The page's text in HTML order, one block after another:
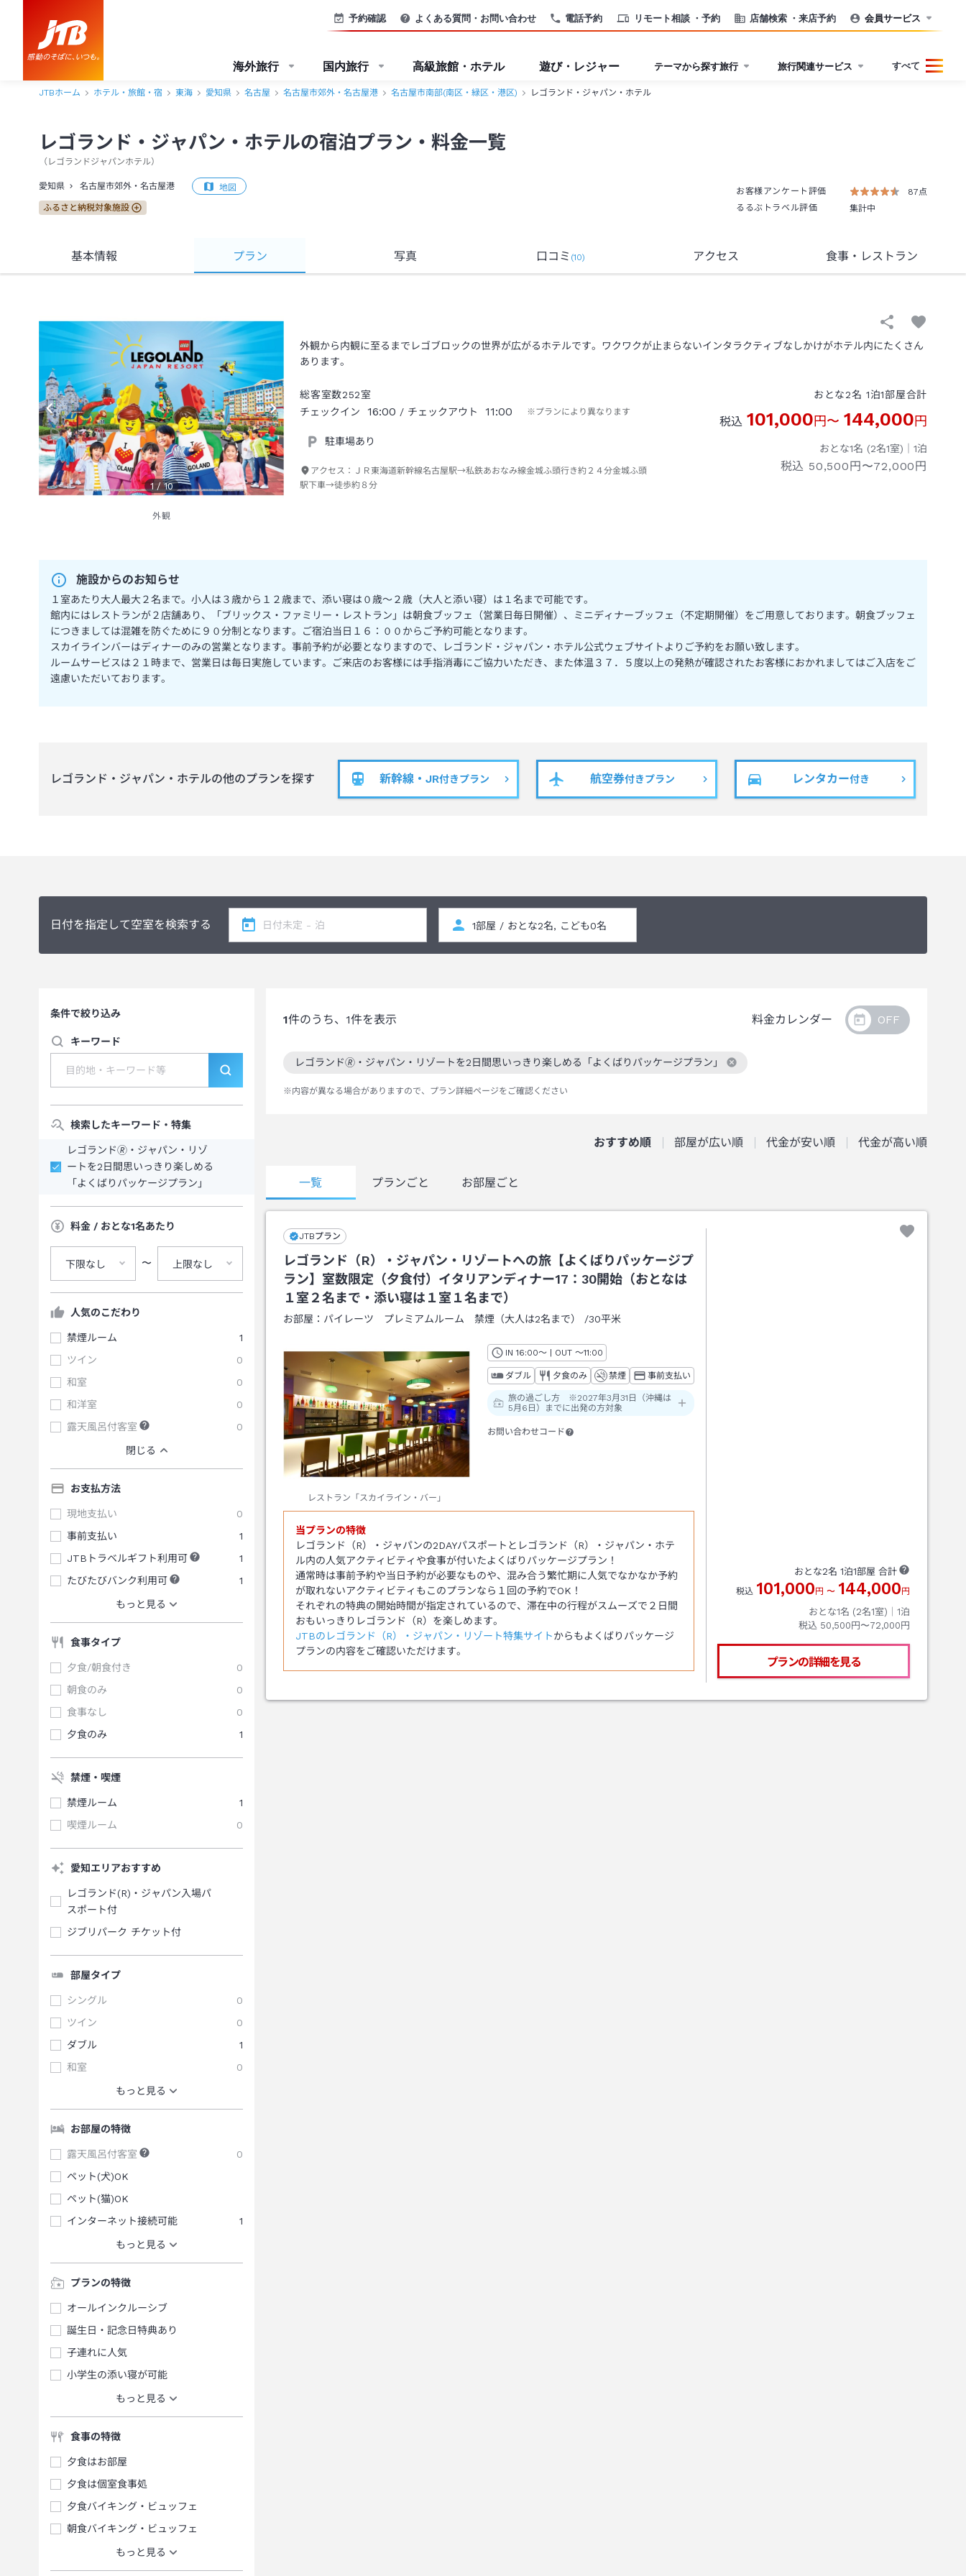
電話予約 リモート相談 ・予約 店舗検索 ・来店予約
予約確認 よくある質問・お問い合わせ 会員サービス
海外旅行 国内旅行 高級旅館・ホテル 遊び・レジャー テーマから探す旅行 旅行関連サービス すべて
JTBホーム ホテル・旅館・宿 東海 愛知県 名古屋 名古屋市郊外・名古屋港 名古屋市南部(南区・緑区・港区) レゴランド・ジャパン・ホテル
レゴランド・ジャパン・ホテルの宿泊プラン・料金一覧
（ レゴランドジャパンホテル）
愛知県 名古屋市郊外・名古屋港 地図
ふるさと納税対象施設
お客様アンケート評価
87点
るるぶトラベル評価
集計中
基本情報 プラン 写真 口コミ (10) アクセス 食事・レストラン
1 /10
外観
外観から内観に至るまでレゴブロックの世界が広がるホテルです。ワクワクが止まらないインタラクティブなしかけがホテル内にたくさん
あります。
総客室数252室
チェックイン
16:00 / チェックアウト 11:00 ※プランにより異なります
駐車場あり
アクセス： ＪＲ東海道新幹線名古屋駅→私鉄あおなみ線金城ふ頭行き約２４分金城ふ頭
駅下車→徒歩約８分
おとな2名 1泊1部屋合計
税込 101,000円〜 144,000円
おとな1名 (2名1室)｜ 1泊
税込 50,500円〜72,000円
施設からのお知らせ
１室あたり大人最大２名まで。小人は３歳から１２歳まで、添い寝は０歳～２歳（大人と添い寝）は１名まで可能です。
館内にはレストランが２店舗あり、「ブリックス・ファミリー・レストラン」は朝食ブッフェ（営業日毎日開催）、ミニディナーブッフェ（不定期開催）をご用意しております。朝食ブッフェ
につきましては混雑を防ぐために９０分制となります。ご宿泊当日１６：００からご予約可能となります。
スカイラインバーはディナーのみの営業となります。事前予約が必要となりますので、レゴランド・ジャパン・ホテル公式ウェブサイトよりご予約をお願い致します。
ルームサービスは２１時まで、営業日は毎日実施しています。ご来店のお客様には手指消毒にご協力いただき、また体温３７．５度以上の発熱が確認されたお客様におかれましてはご入店をご
遠慮いただいております。
レゴランド・ジャパン・ホテルの他のプランを探す 新幹線・JR付きプラン 航空券付きプラン レンタカー付き
日付を指定して空室を検索する
条件で絞り込み
キーワード
検索したキーワード・特集
レゴランド🄬・ジャパン・リゾ
ートを2日間思いっきり楽しめる
「よくばりパッケージプラン」
料金 / おとな1名あたり
下限なし 〜 上限なし
人気のこだわり
禁煙ルーム
1
ツイン
0
和室
0
和洋室
0
露天風呂付客室
0
閉じる
お支払方法
現地支払い
0
事前支払い
1
JTBトラベルギフト利用可
1
たびたびバンク利用可
1
もっと見る
食事タイプ
夕食/朝食付き
0
朝食のみ
0
食事なし
0
夕食のみ
1
禁煙・喫煙
禁煙ルーム
1
喫煙ルーム
0
愛知エリアおすすめ
レゴランド(R)・ジャパン入場パ
スポート付
ジブリパーク チケット付
部屋タイプ
シングル
0
ツイン
0
ダブル
1
和室
0
もっと見る
お部屋の特徴
露天風呂付客室
0
ペット(犬)OK
ペット(猫)OK
インターネット接続可能
1
もっと見る
プランの特徴
オールインクルーシブ
誕生日・記念日特典あり
子連れに人気
小学生の添い寝が可能
もっと見る
食事の特徴
夕食はお部屋
夕食は個室食事処
夕食バイキング・ビュッフェ
朝食バイキング・ビュッフェ
もっと見る
1件のうち、 1件を表示 料金カレンダー
レゴランド🄬・ジャパン・リゾートを2日間思いっきり楽しめる「よくばりパッケージプラン」
この絞り込み条件を解除
※内容が異なる場合がありますので、プラン詳細ページをご確認ください
おすすめ順 部屋が広い順 代金が安い順 代金が高い順
一覧 プランごと お部屋ごと
JTBプラン
レゴランド（R）・ジャパン・リゾートへの旅【よくばりパッケージプ
ラン】室数限定（夕食付）イタリアンディナー17：30開始（おとなは
１室２名まで・添い寝は１室１名まで）
お部屋： パイレーツ プレミアムルーム 禁煙（大人は2名まで） /30平米
レストラン「スカイライン・バー」
IN チェックイン
16:00～ | OUT チェックアウト
～11:00
ダブル 夕食のみ 禁煙 事前支払い
旅の過ごし方 ※2027年3月31日（沖縄は
5月6日）までに出発の方対象
お問い合わせコード
当プランの特徴
レゴランド（R）・ジャパンの2DAYパスポートとレゴランド（R）・ジャパン・ホテ
ル内の人気アクティビティや食事が付いたよくばりパッケージプラン！
通常時は事前予約や当日予約が必要なものや、混み合う繁忙期に人気でなかなか予約
が取れないアクティビティもこのプランなら１回の予約でOK！​
それぞれの特典の開始時間が指定されているので、滞在中の行程がスムーズで２日間
JTBのレゴランド（R）・ジャパン・リゾート特集サイトからもよくばりパッケージ
プランの内容をご確認いただけます。
おとな2名 1泊1部屋 合計
税込 101,000円 〜 144,000円
おとな1名 (2名1室)｜ 1泊
税込 50,500円〜72,000円
プランの詳細を見る